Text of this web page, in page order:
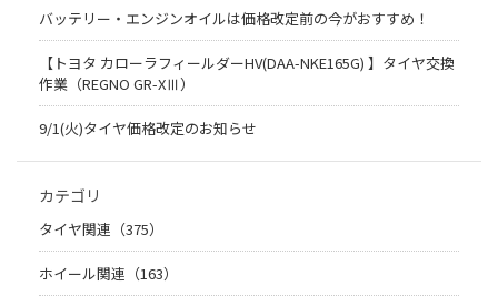
バッテリー・エンジンオイルは価格改定前の今がおすすめ！
【トヨタ カローラフィールダーHV(DAA-NKE165G) 】タイヤ交換
作業（REGNO GR-XⅢ）
9/1(火)タイヤ価格改定のお知らせ
カテゴリ
タイヤ関連（375）
ホイール関連（163）